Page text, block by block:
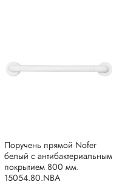
Поручень прямой Nofer
белый с антибактериальным
покрытием 800 мм.
15054.80.NBA